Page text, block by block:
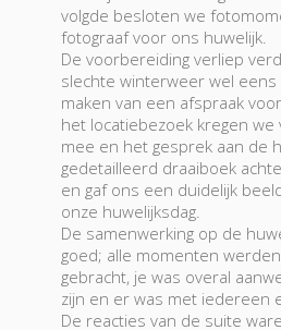
volgde besloten we
fotograaf voor ons huwelijk.
De voorbereiding verliep
slechte winterweer wel
maken van een afspraak
het locatiebezoek kregen
mee en het gesprek aan de
gedetailleerd draaiboek
en gaf ons een duidelijk
onze huwelijksdag.
De samenwerking op de
goed; alle momenten
gebracht, je was overal
zijn en er was met iedereen
De reacties van de suite